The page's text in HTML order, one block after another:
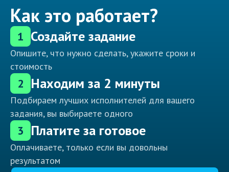
Как это работает?
1 Создайте задание
Опишите, что нужно сделать, укажите сроки и
стоимость
2 Находим за 2 минуты
Подбираем лучших исполнителей для вашего
задания, вы выбираете одного
3 Платите за готовое
Оплачиваете, только если вы довольны
результатом